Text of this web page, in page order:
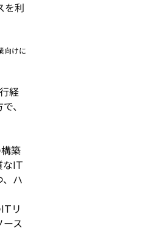
利
向けに
経
、
築
なIT
、ハ
リ
ース